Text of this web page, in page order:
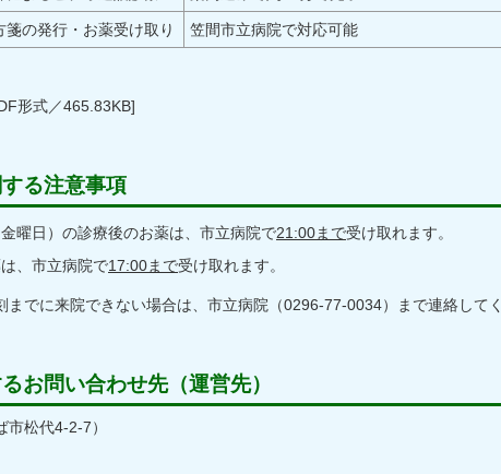
箋の発行・お薬受け取り 笠間市立病院で対応可能
形式／465.83KB]
る注意事項
曜日）の診療後のお薬は、市立病院で21:00まで受け取れます。
、市立病院で17:00まで受け取れます。
でに来院できない場合は、市立病院（0296-77-0034）まで連絡してく
お問い合わせ先（運営先）
松代4-2-7）